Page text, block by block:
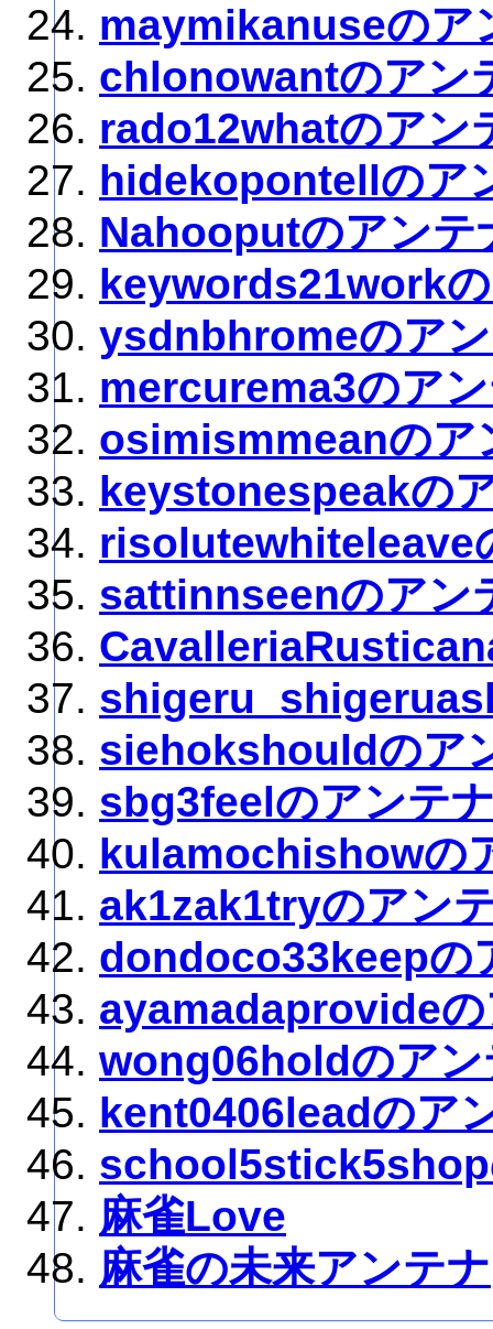
maymikanuseのア
chlonowantのアン
rado12whatのアン
hidekopontellのア
Nahooputのアンテ
keywords21work
ysdnbhromeのア
mercurema3のア
osimismmeanのア
keystonespeakの
risolutewhiteleave
sattinnseenのアン
siehokshouldのア
sbg3feelのアンテ
kulamochishowの
ak1zak1tryのアン
dondoco33keepの
ayamadaprovide
wong06holdのアン
kent0406leadのア
school5stick5shop
麻雀Love
麻雀の未来アンテナ